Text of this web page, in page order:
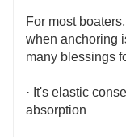
For most
when anchoring
many blessings
· It's elastic
absorption